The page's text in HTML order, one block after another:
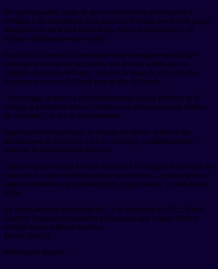
En agosto pasado, luego de que el exsecretario presidencial se
entregue a las autoridades, este narró a la Fiscalía que recibió pagos
irregulares de parte de Fermín Silva. Ahora el empresario y su
sobrino corroboraron esta versión.
Fermín Silva confesó en setiembre -ante el equipo especial que
investiga la corrupción del poder- que dio dos sobres que en
conjunto contenían S/45 mil : uno con la suma de S/15 mil para
Pacheco; y otro con S/30 mil para el jefe de Estado.
“Siendo que, respecto a este último monto, Bruno Pacheco se lo
entregó al presidente Pedro Castillo en las instalaciones de Palacio
de Gobierno”, se lee en el documento.
Según narró el empresario, la entrega del dinero se dio en las
instalaciones de la Clínica La Luz, en Lince, y también estuvo
presente su sobrino Yober Sánchez.
“Bruno Pacheco llamó a Yober Sánchez y le dice que el que hace las
cosas era él y que necesitaba apoyo económico (…) para que esto
salga refiriéndose a la designación de Hugo Chávez”, contó Fermín
Silva.
En su declaración testimonial del 13 de setiembre de 2022, Yober
Sánchez Delgado señaló haber presenciado que Fermín Silva le
entregó dinero a Bruno Pacheco.
Fuente: Perú21
Publicación anterior